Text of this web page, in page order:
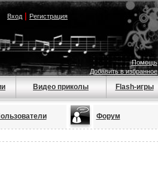
Вход| Регистрация
Помощь
Добавить в избранное
Видео приколы Flash-игры
Форум